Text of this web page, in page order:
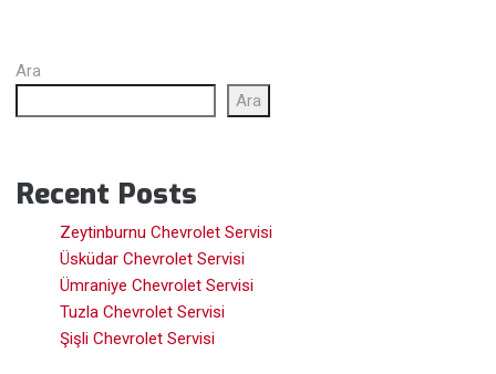
Ara
Ara
Recent Posts
Zeytinburnu Chevrolet Servisi
Üsküdar Chevrolet Servisi
Ümraniye Chevrolet Servisi
Tuzla Chevrolet Servisi
Şişli Chevrolet Servisi